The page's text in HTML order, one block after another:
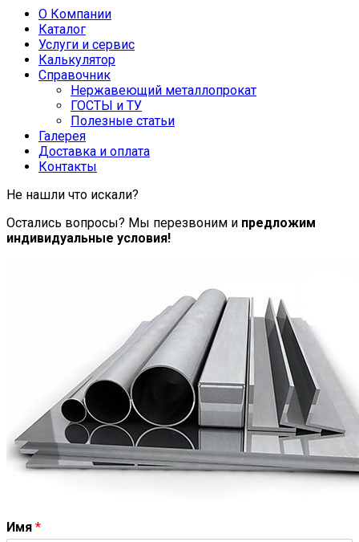
О Компании
Каталог
Услуги и сервис
Калькулятор
Справочник
Нержавеющий металлопрокат
ГОСТЫ и ТУ
Полезные статьи
Галерея
Доставка и оплата
Контакты
Не нашли что искали?
Остались вопросы? Мы перезвоним и предложим
индивидуальные условия!
Имя *